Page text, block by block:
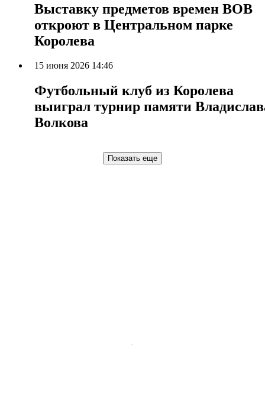
Выставку предметов времен ВОВ
откроют в Центральном парке
Королева
15 июня 2026 14:46
Футбольный клуб из Королева
выиграл турнир памяти
Волкова
Показать еще